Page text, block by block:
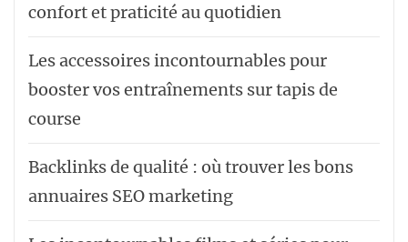
confort et praticité au quotidien
Les accessoires incontournables pour
booster vos entraînements sur tapis de
course
Backlinks de qualité : où trouver les bons
annuaires SEO marketing